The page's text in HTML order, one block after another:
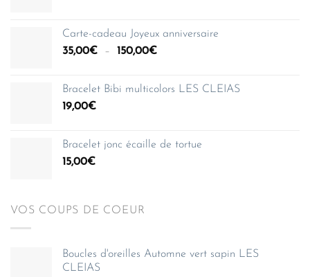
35,00€
à
Carte-cadeau Joyeux anniversaire
35,00€ – 150,00€Plage
35,00€
Bracelet Bibi multicolors LES CLEIAS
19,00€
Bracelet jonc écaille de tortue
15,00€
VOS COUPS DE COEUR
Boucles d'oreilles Automne vert sapin LES
CLEIAS